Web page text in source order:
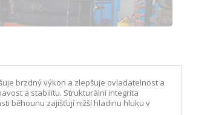
brzdný výkon a zlepšuje ovladatelnost a
a stabilitu. Strukturální integrita
běhounu zajišťují nižší hladinu hluku v